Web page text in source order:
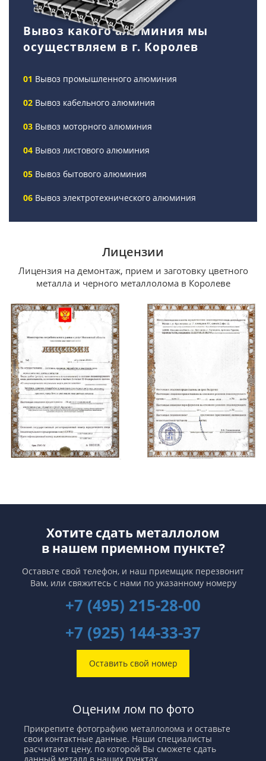
Вывоз какого алюминия мы
осуществляем в г. Королев
Вывоз промышленного алюминия
Вывоз кабельного алюминия
Вывоз моторного алюминия
Вывоз листового алюминия
Вывоз бытового алюминия
Вывоз электротехнического алюминия
Лицензии
Лицензия на демонтаж, прием и заготовку цветного
металла и черного металлолома в Королеве
Хотите сдать металлолом
в нашем приемном пункте?
Оставьте свой телефон, и наш приемщик перезвонит
Вам, или свяжитесь с нами по указанному номеру
+7 (495) 215-28-00
+7 (925) 144-33-37
Оставить свой номер
Оценим лом по фото
Прикрепите фотографию металлолома и оставьте
свои контактные данные. Наши специалисты
расчитают цену, по которой Вы сможете сдать